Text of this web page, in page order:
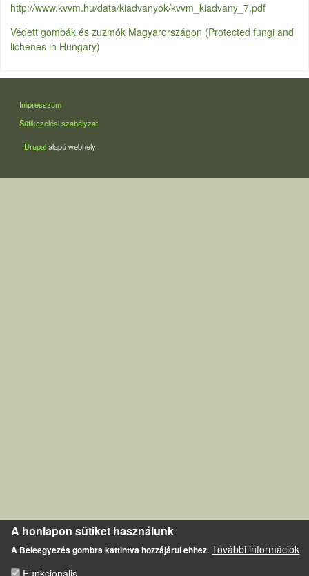
http://www.kvvm.hu/data/kiadvanyok/kvvm_kiadvany_7.pdf
Védett gombák és zuzmók Magyarországon (Protected fungi and
lichenes in Hungary)
LÁBLÉC
Impresszum
Sütikezelési szabályzat
Drupalalapú webhely
A honlapon sütiket használunk
A Beleegyezés gombra kattintva hozzájárul ehhez. További információk
Funkcionális